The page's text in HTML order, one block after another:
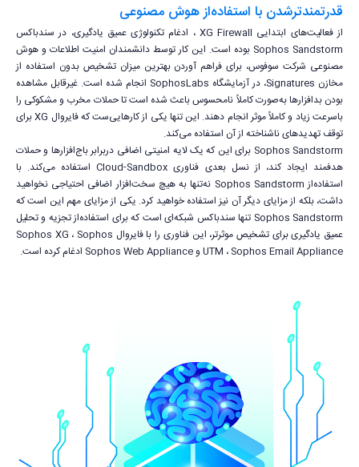
قدرتمندترشدن با استفاده‌از هوش مصنوعی
از فعالیت‌های ابتدایی XG Firewall ، ادغام تکنولوژی عمیق یادگیری، در سندباکس
Sophos Sandstorm بوده است. این کار توسط دانشمندان امنیت اطلاعات و هوش
مصنوعی شرکت سوفوس، برای فراهم آوردن بهترین میزان تشخیص بدون استفاده از
مخازن Signatures، در آزمایشگاه SophosLabs انجام شده است. غیرقابل مشاهده
بودن بدافزارها به‌صورت کاملاً نامحسوس باعث شده است تا حملات مخرب و مشکوکی را
باسرعت زیاد و کاملاً موثر انجام دهند. این تنها یکی از کار‌هایی‌ست که فایروال XG برای
توقف تهدیدهای ناشناخته از آن استفاده می‌کند.
Sophos Sandstorm برای این که یک لایه امنیتی اضافی دربرابر باج‌افزارها و حملات
هدفمند ایجاد کند، از نسل بعدی فناوری Cloud-Sandbox استفاده می‌کند. با
استفاده‌از Sophos Sandstorm نه‌تنها به هیچ سخت‌افزار اضافی احتیاجی نخواهید
داشت، بلکه از مزایای دیگر آن نیز استفاده خواهید کرد. یکی از مزایای مهم این است که
Sophos Sandstorm تنها سندباکس شبکه‌ای است که برای استفاده‌از تجزیه و تحلیل
عمیق یادگیری برای تشخیص موثرتر، این فناوری را با فایروال Sophos XG ، Sophos
UTM ، Sophos Email Appliance و Sophos Web Appliance ادغام کرده است.